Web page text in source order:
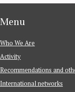
Menu
Who We Are
Activity
Recommendations and
International networks